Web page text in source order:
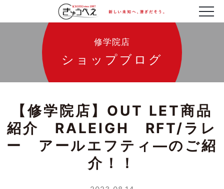
修学院店
ショップブログ
【修学院店】OUT LET商品
紹介 RALEIGH RFT/ラレ
ー アールエフティ―のご紹
介！！